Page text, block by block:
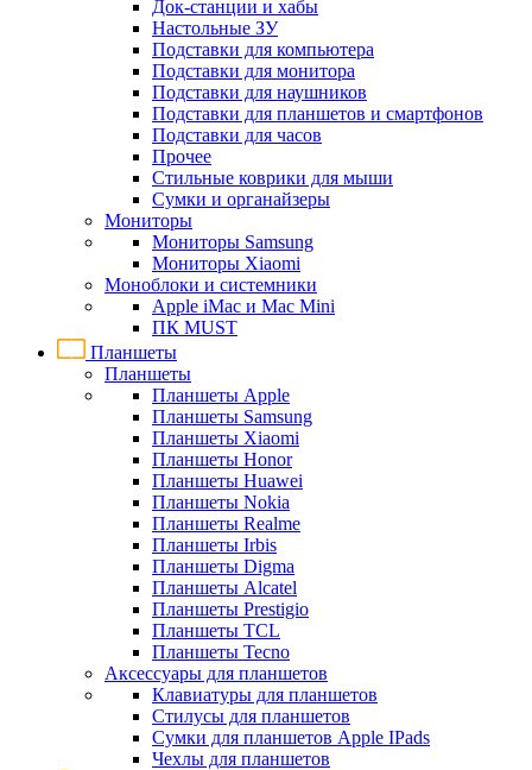
Док-станции и хабы
Настольные ЗУ
Подставки для компьютера
Подставки для монитора
Подставки для наушников
Подставки для планшетов и смартфонов
Подставки для часов
Прочее
Стильные коврики для мыши
Сумки и органайзеры
Мониторы
Мониторы Samsung
Мониторы Xiaomi
Моноблоки и системники
Apple iMac и Mac Mini
ПК MUST
Планшеты
Планшеты
Планшеты Apple
Планшеты Samsung
Планшеты Xiaomi
Планшеты Honor
Планшеты Huawei
Планшеты Nokia
Планшеты Realme
Планшеты Irbis
Планшеты Digma
Планшеты Alcatel
Планшеты Prestigio
Планшеты TCL
Планшеты Tecno
Аксессуары для планшетов
Клавиатуры для планшетов
Стилусы для планшетов
Сумки для планшетов Apple IPads
Чехлы для планшетов